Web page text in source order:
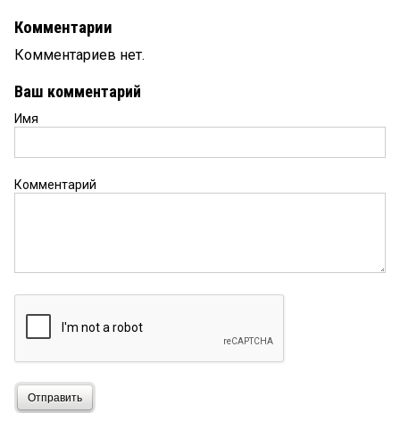
Комментарии
Комментариев нет.
Ваш комментарий
Имя
Комментарий
Отправить